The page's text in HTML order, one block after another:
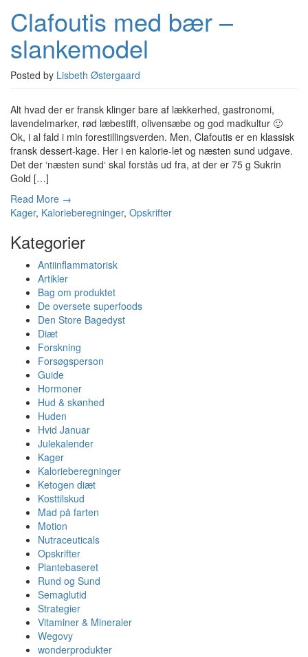
Clafoutis med bær –
slankemodel
Posted by Lisbeth Østergaard
Alt hvad der er fransk klinger bare af lækkerhed, gastronomi,
lavendelmarker, rød læbestift, olivensæbe og god madkultur 🙂
Ok, i al fald i min forestillingsverden. Men, Clafoutis er en klassisk
fransk dessert-kage. Her i en kalorie-let og næsten sund udgave.
Det der ‘næsten sund‘ skal forstås ud fra, at der er 75 g Sukrin
Gold […]
Read More →
Kager, Kalorieberegninger, Opskrifter
Kategorier
Antiinflammatorisk
Artikler
Bag om produktet
De oversete superfoods
Den Store Bagedyst
Diæt
Forskning
Forsøgsperson
Guide
Hormoner
Hud & skønhed
Huden
Hvid Januar
Julekalender
Kager
Kalorieberegninger
Ketogen diæt
Kosttilskud
Mad på farten
Motion
Nutraceuticals
Opskrifter
Plantebaseret
Rund og Sund
Semaglutid
Strategier
Vitaminer & Mineraler
Wegovy
wonderprodukter